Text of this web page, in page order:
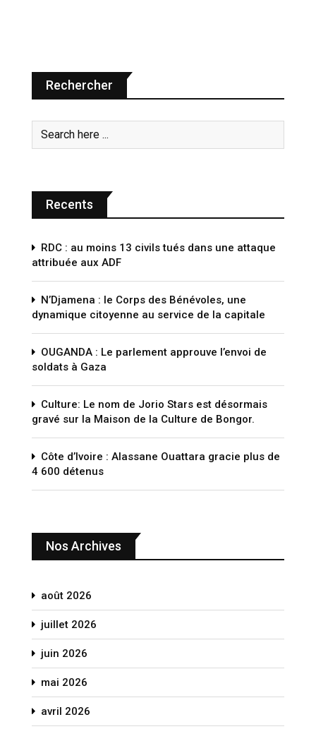
Rechercher
Recents
RDC : au moins 13 civils tués dans une attaque
attribuée aux ADF
N’Djamena : le Corps des Bénévoles, une
dynamique citoyenne au service de la capitale
OUGANDA : Le parlement approuve l’envoi de
soldats à Gaza
Culture: Le nom de Jorio Stars est désormais
gravé sur la Maison de la Culture de Bongor.
Côte d’Ivoire : Alassane Ouattara gracie plus de
4 600 détenus
Nos Archives
août 2026
juillet 2026
juin 2026
mai 2026
avril 2026